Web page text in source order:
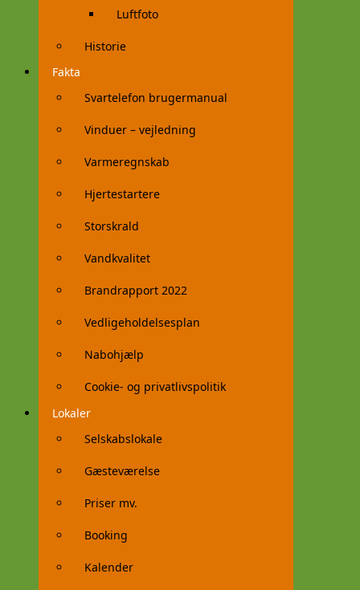
Luftfoto
Historie
Fakta
Svartelefon brugermanual
Vinduer – vejledning
Varmeregnskab
Hjertestartere
Storskrald
Vandkvalitet
Brandrapport 2022
Vedligeholdelsesplan
Nabohjælp
Cookie- og privatlivspolitik
Lokaler
Selskabslokale
Gæsteværelse
Priser mv.
Booking
Kalender